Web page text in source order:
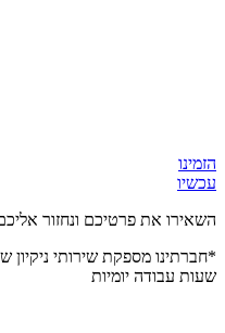
הזמינו
עכשיו
השאירו את פרטיכם ונחזור
*חברתינו מספקת שירותי ניקיון
שעות עבודה יומיות